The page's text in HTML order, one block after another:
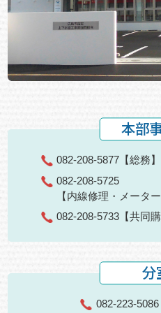
本部
082-208-5877 【総務】
082-208-5725
【内線修理・メータ
082-208-5733 【共同
分
082-223-5086